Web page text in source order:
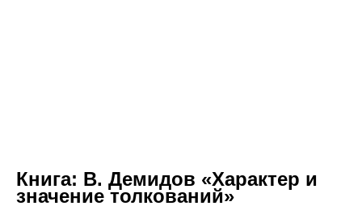
Книга: В. Демидов «Характер и
значение толкований»